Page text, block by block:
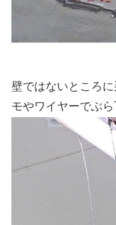
壁ではないところ
モやワイヤーでぶ